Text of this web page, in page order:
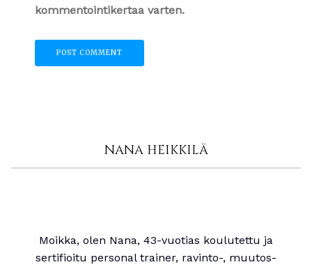
kommentointikertaa varten.
NANA HEIKKILÄ
Moikka, olen Nana, 43-vuotias koulutettu ja
sertifioitu personal trainer, ravinto-, muutos-